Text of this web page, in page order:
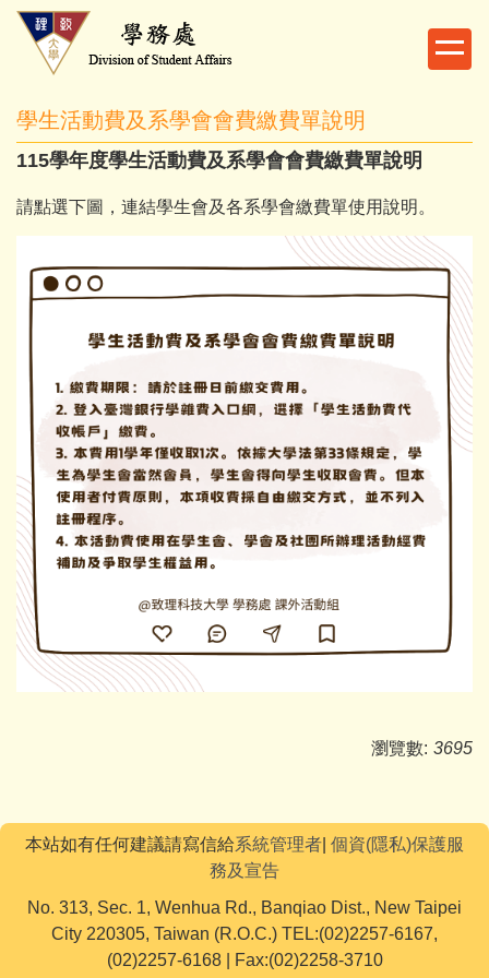
跳
內
容
學生活動費及系學會會費繳費單說明
115學年度學生活動費及系學會會費繳費單說明
請點選下圖，連結學生會及各系學會繳費單使用說明。
瀏覽數: 3695
本站如有任何建議請寫信給系統管理者 個資(隱私)保護服
務及宣告
No. 313, Sec. 1, Wenhua Rd., Banqiao Dist., New Taipei
City 220305, Taiwan (R.O.C.) TEL:(02)2257-6167,
(02)2257-6168 | Fax:(02)2258-3710